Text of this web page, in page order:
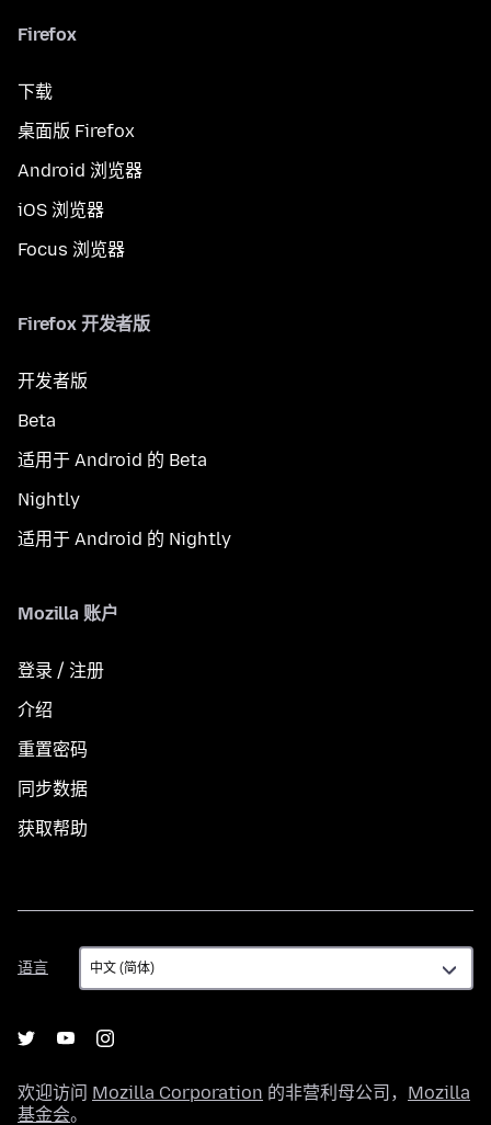
Firefox
下载
桌面版 Firefox
Android 浏览器
iOS 浏览器
Focus 浏览器
Firefox 开发者版
开发者版
Beta
适用于 Android 的 Beta
Nightly
适用于 Android 的 Nightly
Mozilla 账户
登录 / 注册
介绍
重置密码
同步数据
获取帮助
语言
语
言
欢迎访问 Mozilla Corporation 的非营利母公司， Mozilla
基金会。